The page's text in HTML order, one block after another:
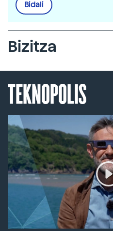
Bidali
Bizitza
TEKNOPOLIS